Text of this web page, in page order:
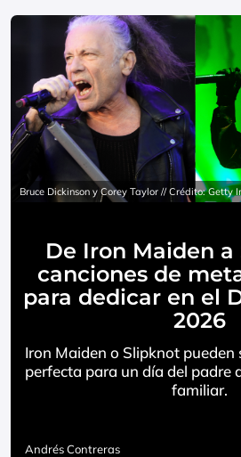
Bruce Dickinson y Corey Taylor // Crédito: Getty
De Iron Maiden a
canciones de
para dedicar en el
2026
Iron Maiden o Slipknot pueden
perfecta para un día del padre
familiar.
Andrés Contreras